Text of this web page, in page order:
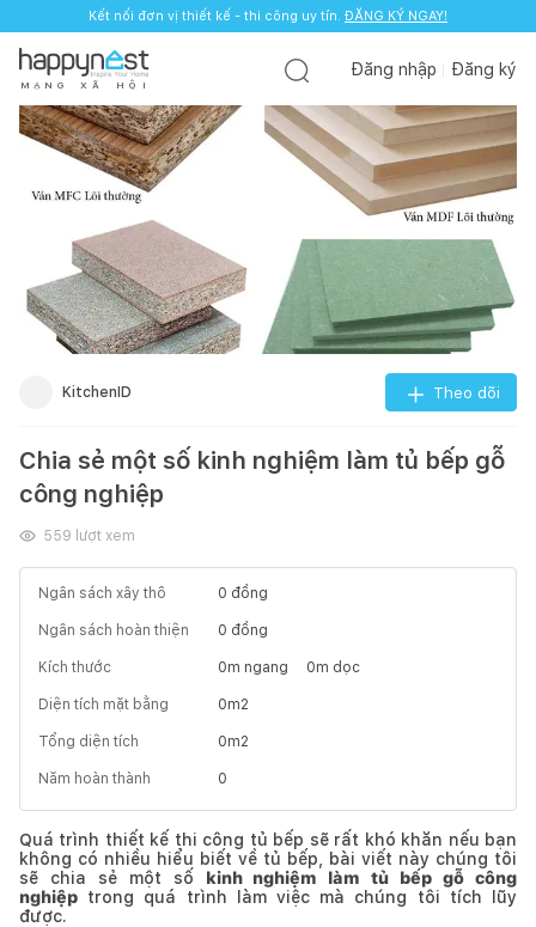
Kết nối đơn vị thiết kế - thi công uy tín. ĐĂNG KÝ NGAY!
M Ạ N G X Ã H Ộ I
Đăng nhập Đăng ký
KitchenID Theo dõi
Chia sẻ một số kinh nghiệm làm tủ bếp gỗ
công nghiệp
559 lượt xem
Ngân sách xây thô 0 đồng
Ngân sách hoàn thiện 0 đồng
Kích thước 0m ngang 0m dọc
Diện tích mặt bằng 0m2
Tổng diện tích 0m2
Năm hoàn thành 0
Quá trình thiết kế thi công tủ bếp sẽ rất khó khăn nếu bạn
không có nhiều hiểu biết về tủ bếp, bài viết này chúng tôi
sẽ chia sẻ một số kinh nghiệm làm tủ bếp gỗ công
nghiệp trong quá trình làm việc mà chúng tôi tích lũy
được.